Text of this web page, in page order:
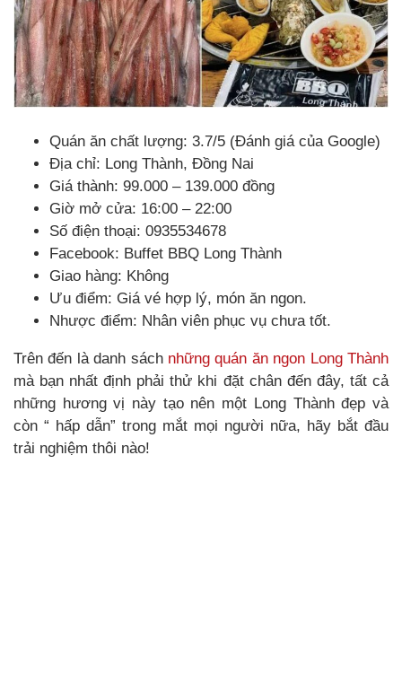
Quán ăn chất lượng: 3.7/5 (Đánh giá của Google)
Địa chỉ: Long Thành, Đồng Nai
Giá thành: 99.000 – 139.000 đồng
Giờ mở cửa: 16:00 – 22:00
Số điện thoại: 0935534678
Facebook: Buffet BBQ Long Thành
Giao hàng: Không
Ưu điểm: Giá vé hợp lý, món ăn ngon.
Nhược điểm: Nhân viên phục vụ chưa tốt.
Trên đến là danh sách những quán ăn ngon Long Thành
mà bạn nhất định phải thử khi đặt chân đến đây, tất cả
những hương vị này tạo nên một Long Thành đẹp và
còn “ hấp dẫn” trong mắt mọi người nữa, hãy bắt đầu
trải nghiệm thôi nào!